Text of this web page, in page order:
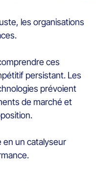
les organisations
ces
persistant. Les
prévoient
de marché et
en un catalyseur